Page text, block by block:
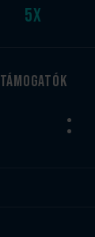
5x
Támogatók